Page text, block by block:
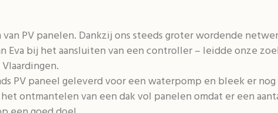
PV panelen. Dankzij ons steeds groter wordende
Eva bij het aansluiten van een controller – leidde onze
PV paneel geleverd voor een waterpomp en bleek er
ontmantelen van een dak vol panelen omdat er een